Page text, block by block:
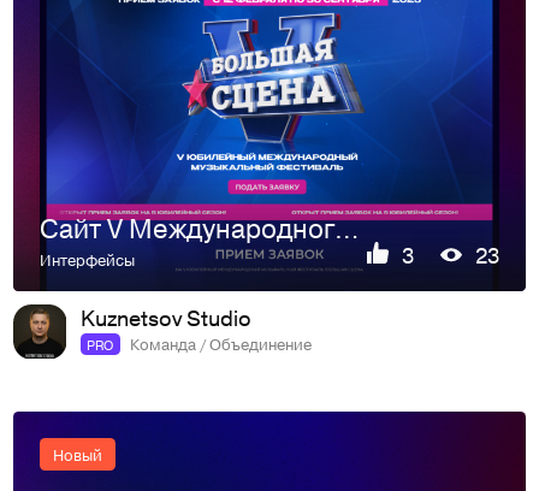
Сайт V Международного музыкального фестиваля «БОЛЬШАЯ СЦЕНА»
Интерфейсы 3 23
Kuznetsov Studio
PRO Команда / Объединение
Новый